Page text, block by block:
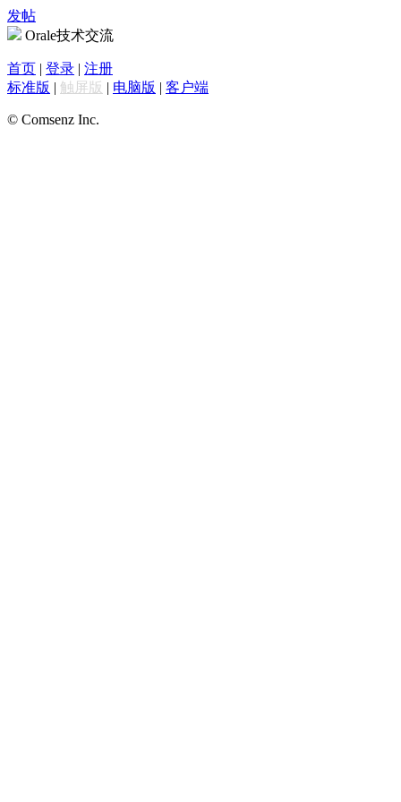
发帖
Orale技术交流
首页 | 登录 | 注册
标准版 | 触屏版 | 电脑版 | 客户端
© Comsenz Inc.